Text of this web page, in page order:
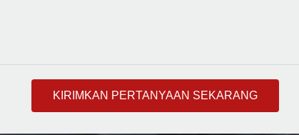
KIRIMKAN PERTANYAAN SEKARANG